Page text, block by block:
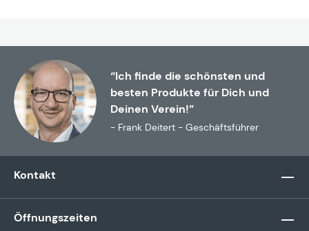
“Ich finde die schönsten und
besten Produkte für Dich und
Deinen Verein!”
- Frank Deitert - Geschäftsführer
Kontakt
Öffnungszeiten